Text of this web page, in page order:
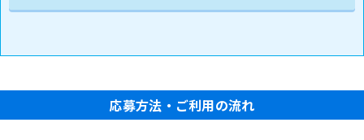
応募方法・ご利用の流れ